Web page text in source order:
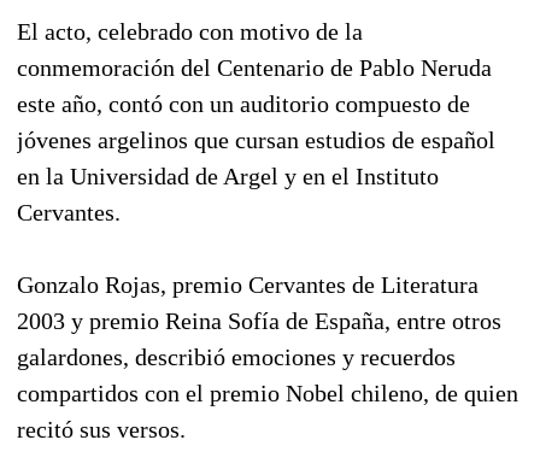
El acto, celebrado con motivo de la
conmemoración del Centenario de Pablo Neruda
este año, contó con un auditorio compuesto de
jóvenes argelinos que cursan estudios de español
en la Universidad de Argel y en el Instituto
Cervantes.
Gonzalo Rojas, premio Cervantes de Literatura
2003 y premio Reina Sofía de España, entre otros
galardones, describió emociones y recuerdos
compartidos con el premio Nobel chileno, de quien
recitó sus versos.